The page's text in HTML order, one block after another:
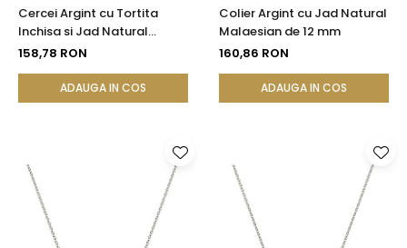
Cercei Argint cu Tortita
Inchisa si Jad Natural
Malaesian de 8 mm
158,78 RON
ADAUGA IN COS
Colier Argint cu Jad Natural
Malaesian de 12 mm
160,86 RON
ADAUGA IN COS